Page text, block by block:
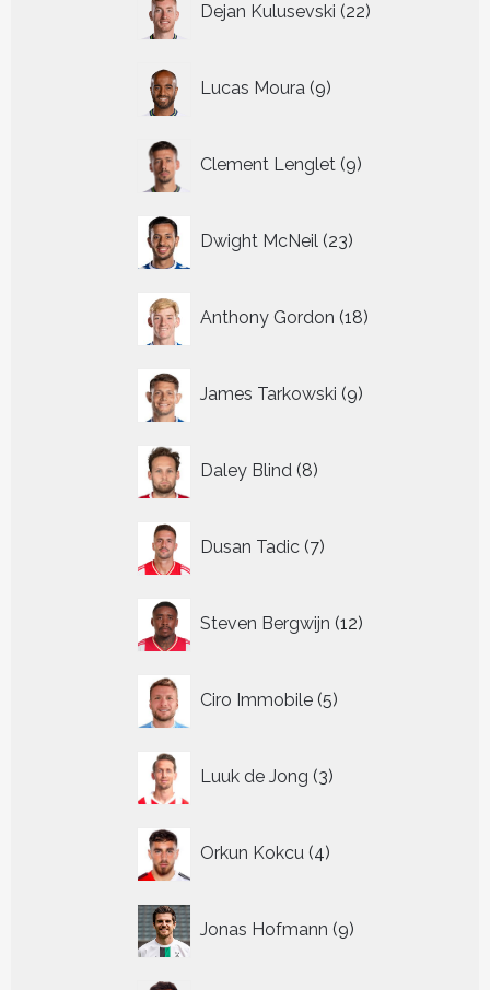
Dejan Kulusevski 22
producten
Lucas Moura 9
producten
Clement Lenglet 9
producten
Dwight McNeil 23
producten
Anthony Gordon 18
producten
James Tarkowski 9
producten
Daley Blind 8
producten
Dusan Tadic 7
producten
Steven Bergwijn 12
producten
Ciro Immobile 5
producten
Luuk de Jong 3
producten
Orkun Kokcu 4
producten
Jonas Hofmann 9
producten